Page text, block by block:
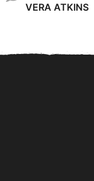
VERA ATKINS